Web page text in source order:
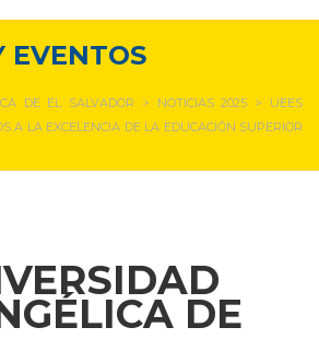
EVENTOS
DE EL SALVADOR > NOTICIAS 2025 > UEES
A LA EXCELENCIA DE LA EDUCACIÓN SUPERIOR
DE